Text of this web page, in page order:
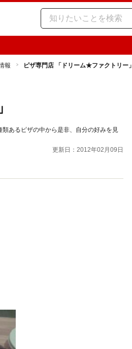
報 ピザ専門店 「ドリーム★ファクトリー」
あるピザの中から是非、自分の好みを見
更新日：2012年02月09日